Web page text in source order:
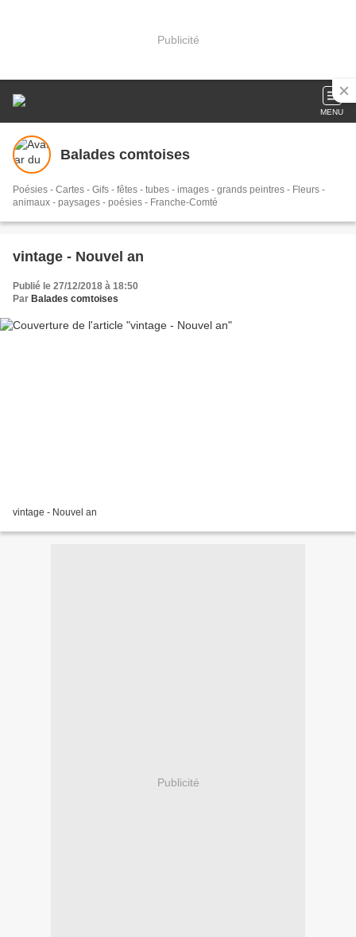
Publicité
MENU
Balades comtoises
Poésies - Cartes - Gifs - fêtes - tubes - images - grands peintres - Fleurs -
animaux - paysages - poésies - Franche-Comté
vintage - Nouvel an
Publié le 27/12/2018 à 18:50
Par Balades comtoises
vintage - Nouvel an
Publicité